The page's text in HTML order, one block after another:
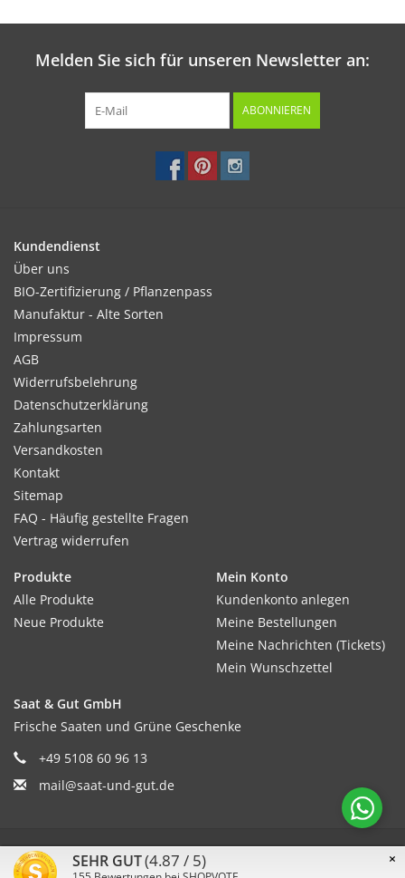
Melden Sie sich für unseren Newsletter an:
ABONNIEREN
Kundendienst
Über uns
BIO-Zertifizierung / Pflanzenpass
Manufaktur - Alte Sorten
Impressum
AGB
Widerrufsbelehrung
Datenschutzerklärung
Zahlungsarten
Versandkosten
Kontakt
Sitemap
FAQ - Häufig gestellte Fragen
Vertrag widerrufen
Produkte
Alle Produkte
Neue Produkte
Mein Konto
Kundenkonto anlegen
Meine Bestellungen
Meine Nachrichten (Tickets)
Mein Wunschzettel
Saat & Gut GmbH
Frische Saaten und Grüne Geschenke
+49 5108 60 96 13
mail@saat-und-gut.de
© Copyright 2026 Saat & Gut - Powered by ×
SEHR GUT(4.87 / 5)